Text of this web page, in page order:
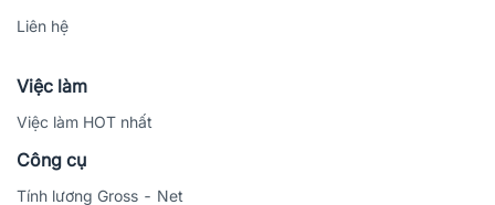
Liên hệ
Việc làm
Việc làm HOT nhất
Công cụ
Tính lương Gross - Net